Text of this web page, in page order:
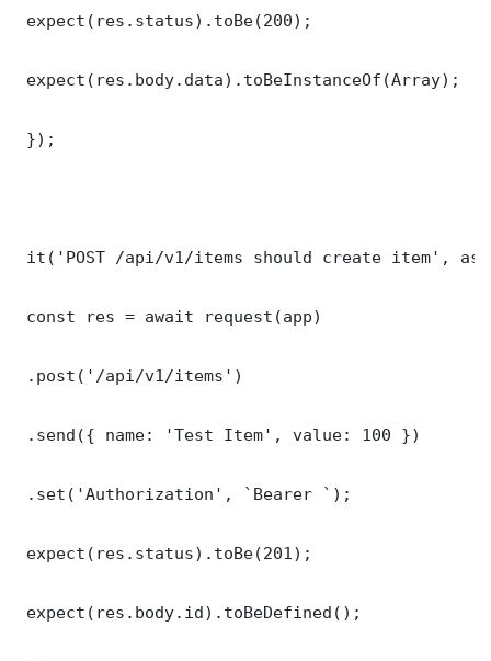
expect(res.status).toBe(200);
expect(res.body.data).toBeInstanceOf(Array);
});
it('POST /api/v1/items should create item',
const res = await request(app)
.post('/api/v1/items')
.send({ name: 'Test Item', value: 100 })
.set('Authorization', `Bearer `);
expect(res.status).toBe(201);
expect(res.body.id).toBeDefined();